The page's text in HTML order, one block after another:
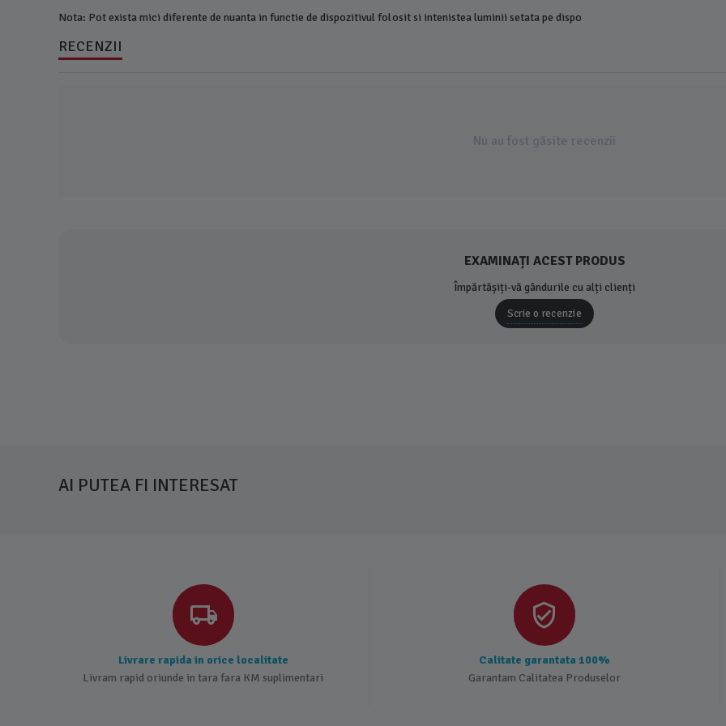
Nota: Pot exista mici diferente de nuanta in functie de dispozitivul folosit si intenistea luminii setata pe dispo
RECENZII
Nu au fost găsite recenzii
EXAMINAȚI ACEST PRODUS
Împărtășiți-vă gândurile cu alți clienți
Scrie o recenzie
AI PUTEA FI INTERESAT
Livrare rapida in orice localitate
Livram rapid oriunde in tara fara KM suplimentari
Calitate garantata 100%
Garantam Calitatea Produselor